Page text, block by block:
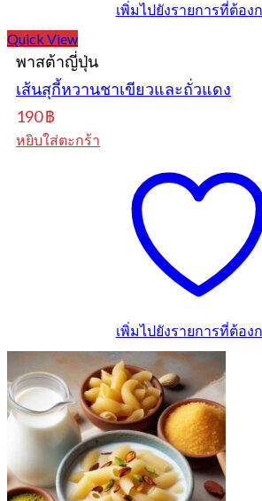
เพิ่มไปยังรายการที่ต้อง
Quick View
พาสต้าญี่ปุ่น
เส้นสุกี้หวานชาเขียวและถั่วแดง
190฿
หยิบใส่ตะกร้า
เพิ่มไปยังรายการที่ต้อง